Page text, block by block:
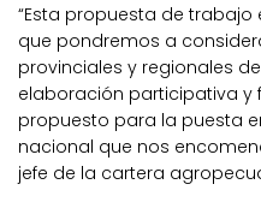
“Esta propuesta de
que pondremos a
provinciales y regionales
elaboración participativa y
propuesto para la puesta
nacional que nos
jefe de la cartera